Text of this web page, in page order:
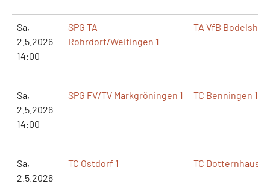
Sa,
2.5.2026
14:00
SPG TA
Rohrdorf/Weitingen 1
TA VfB
Sa,
2.5.2026
14:00
SPG FV/TV Markgröningen 1 TC Benningen 1
Sa,
2.5.2026
TC Ostdorf 1 TC